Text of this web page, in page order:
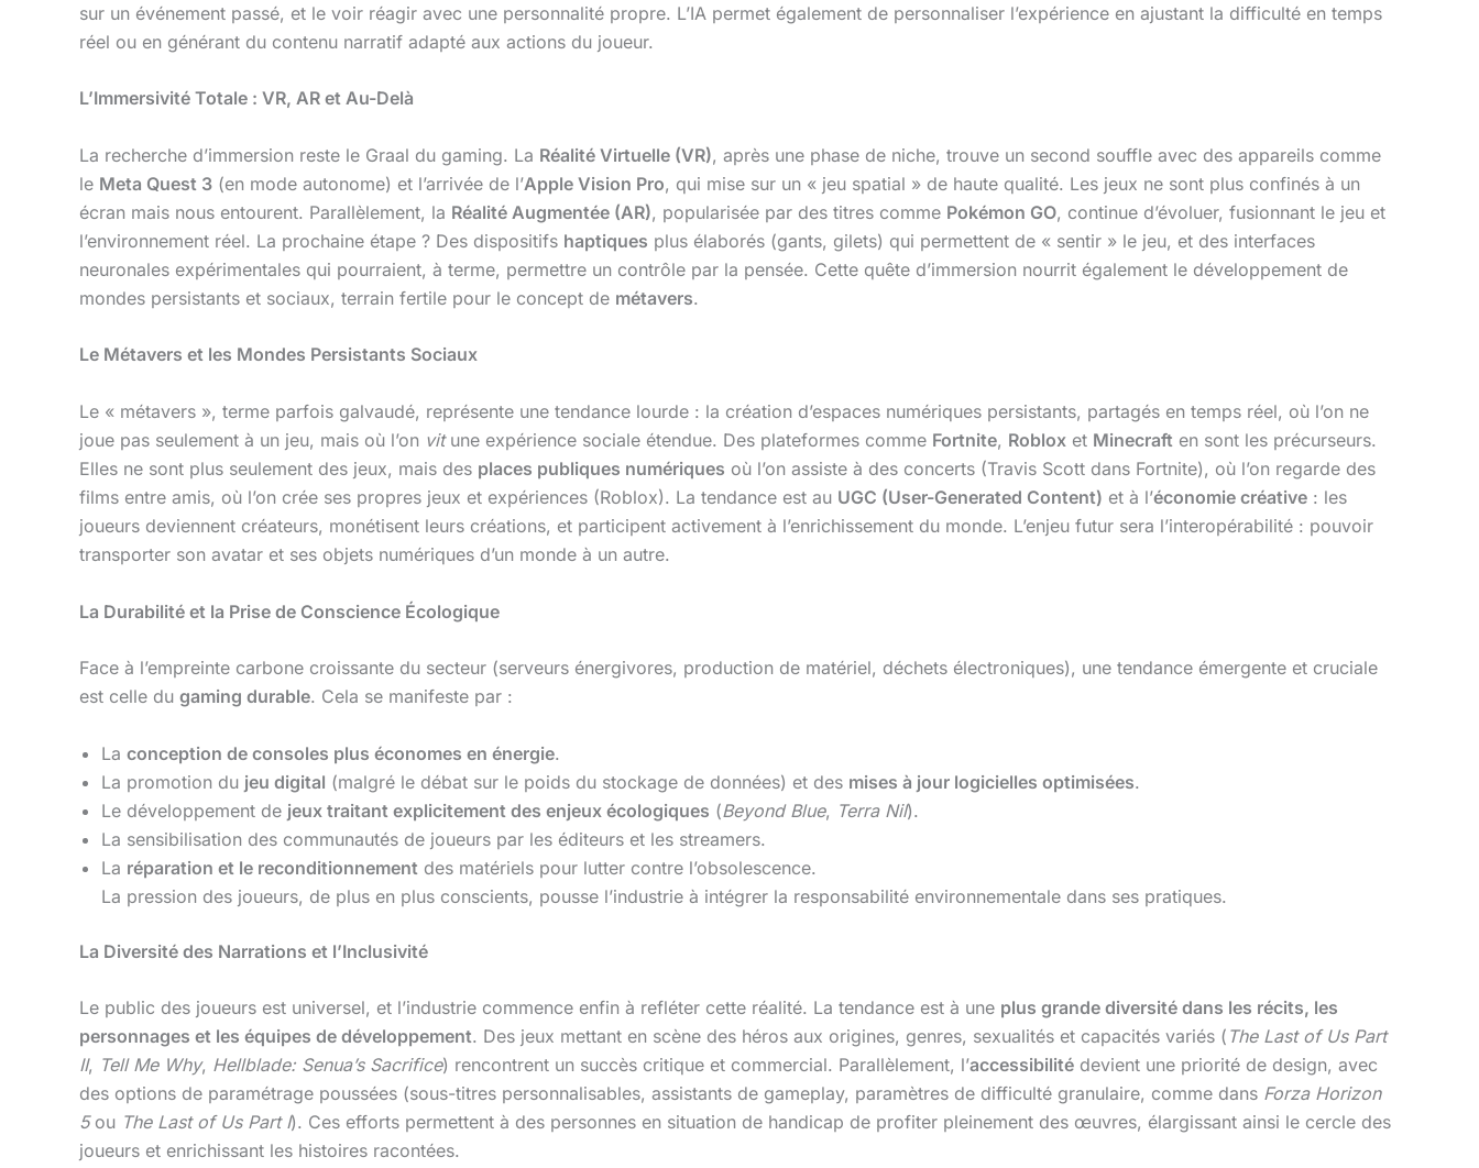
sur un événement passé, et le voir réagir avec une personnalité propre. L’IA permet également de personnaliser l’expérience en ajustant la difficulté en temps
réel ou en générant du contenu narratif adapté aux actions du joueur.
L’Immersivité Totale : VR, AR et Au-Delà
La recherche d’immersion reste le Graal du gaming. La Réalité Virtuelle (VR), après une phase de niche, trouve un second souffle avec des appareils comme
le Meta Quest 3 (en mode autonome) et l’arrivée de l’Apple Vision Pro, qui mise sur un « jeu spatial » de haute qualité. Les jeux ne sont plus confinés à un
écran mais nous entourent. Parallèlement, la Réalité Augmentée (AR), popularisée par des titres comme Pokémon GO, continue d’évoluer, fusionnant le jeu et
l’environnement réel. La prochaine étape ? Des dispositifs haptiques plus élaborés (gants, gilets) qui permettent de « sentir » le jeu, et des interfaces
neuronales expérimentales qui pourraient, à terme, permettre un contrôle par la pensée. Cette quête d’immersion nourrit également le développement de
mondes persistants et sociaux, terrain fertile pour le concept de métavers.
Le Métavers et les Mondes Persistants Sociaux
Le « métavers », terme parfois galvaudé, représente une tendance lourde : la création d’espaces numériques persistants, partagés en temps réel, où l’on ne
joue pas seulement à un jeu, mais où l’on vitune expérience sociale étendue. Des plateformes comme Fortnite, Roblox et Minecraft en sont les précurseurs.
Elles ne sont plus seulement des jeux, mais des places publiques numériques où l’on assiste à des concerts (Travis Scott dans Fortnite), où l’on regarde des
films entre amis, où l’on crée ses propres jeux et expériences (Roblox). La tendance est au UGC (User-Generated Content) et à l’économie créative : les
joueurs deviennent créateurs, monétisent leurs créations, et participent activement à l’enrichissement du monde. L’enjeu futur sera l’interopérabilité : pouvoir
transporter son avatar et ses objets numériques d’un monde à un autre.
La Durabilité et la Prise de Conscience Écologique
Face à l’empreinte carbone croissante du secteur (serveurs énergivores, production de matériel, déchets électroniques), une tendance émergente et cruciale
est celle du gaming durable. Cela se manifeste par :
La conception de consoles plus économes en énergie.
La promotion du jeu digital (malgré le débat sur le poids du stockage de données) et des mises à jour logicielles optimisées.
Le développement de jeux traitant explicitement des enjeux écologiques (Beyond Blue, Terra Nil).
La sensibilisation des communautés de joueurs par les éditeurs et les streamers.
La réparation et le reconditionnement des matériels pour lutter contre l’obsolescence.
La pression des joueurs, de plus en plus conscients, pousse l’industrie à intégrer la responsabilité environnementale dans ses pratiques.
La Diversité des Narrations et l’Inclusivité
Le public des joueurs est universel, et l’industrie commence enfin à refléter cette réalité. La tendance est à une plus grande diversité dans les récits, les
personnages et les équipes de développement. Des jeux mettant en scène des héros aux origines, genres, sexualités et capacités variés ( The Last of Us Part
II, Tell Me Why, Hellblade: Senua’s Sacrifice) rencontrent un succès critique et commercial. Parallèlement, l’accessibilité devient une priorité de design, avec
des options de paramétrage poussées (sous-titres personnalisables, assistants de gameplay, paramètres de difficulté granulaire, comme dans Forza Horizon
5ou The Last of Us Part I). Ces efforts permettent à des personnes en situation de handicap de profiter pleinement des œuvres, élargissant ainsi le cercle des
joueurs et enrichissant les histoires racontées.